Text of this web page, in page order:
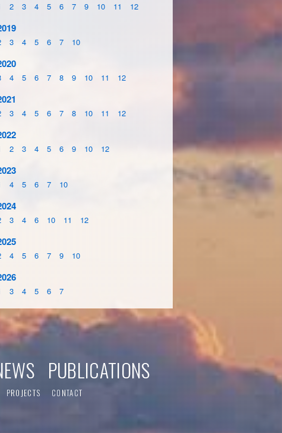
2 3 4 5 6 7 9 10 11 12
3 4 5 6 7 10
4 5 6 7 8 9 10 11 12
3 4 5 6 7 8 10 11 12
2 3 4 5 6 9 10 12
4 5 6 7 10
3 4 6 10 11 12
4 5 6 7 9 10
3 4 5 6 7
PUBLICATIONS
PROJECTS CONTACT